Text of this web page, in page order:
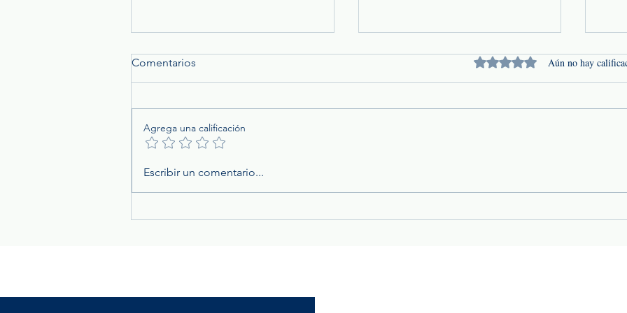
Rayos y tormentas eléctricas:
subestimar
Comentarios Obtuvo 0 de 5 estrellas.
Aún no hay
Agrega una calificación
Escribir un comentario...